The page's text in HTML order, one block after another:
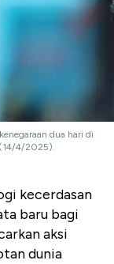
dua hari di
(14/4/2025).
kecerdasan
baru bagi
aksi
dunia